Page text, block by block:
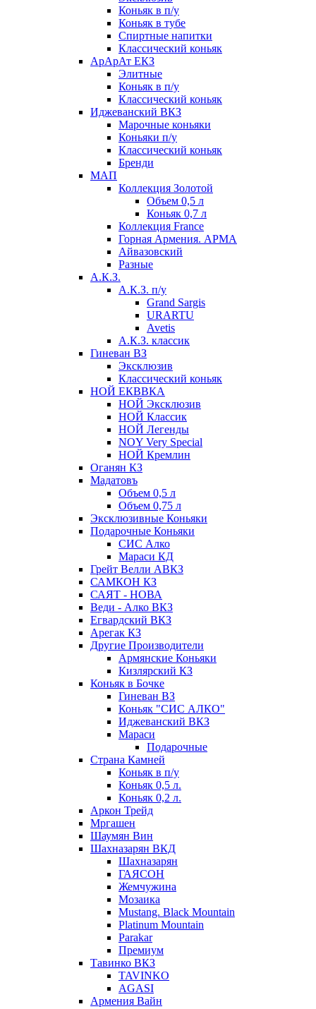
Коньяк в п/у
Коньяк в тубе
Спиртные напитки
Классический коньяк
АрАрАт ЕКЗ
Элитные
Коньяк в п/у
Классический коньяк
Иджеванский ВКЗ
Марочные коньяки
Коньяки п/у
Классический коньяк
Бренди
МАП
Коллекция Золотой
Объем 0,5 л
Коньяк 0,7 л
Коллекция France
Горная Армения. АРМА
Айвазовский
Разные
А.К.З.
А.К.З. п/у
Grand Sargis
URARTU
Avetis
А.К.З. классик
Гиневан ВЗ
Эксклюзив
Классический коньяк
НОЙ ЕКВВКА
НОЙ Эксклюзив
НОЙ Классик
НОЙ Легенды
NOY Very Speсial
НОЙ Кремлин
Оганян КЗ
Мадатовъ
Объем 0,5 л
Объем 0,75 л
Эксклюзивные Коньяки
Подарочные Коньяки
СИС Алко
Мараси КД
Грейт Велли АВКЗ
САМКОН КЗ
САЯТ - НОВА
Веди - Алко ВКЗ
Егвардский ВКЗ
Арегак КЗ
Другие Производители
Армянские Коньяки
Кизлярский КЗ
Коньяк в Бочке
Гиневан ВЗ
Коньяк "СИС АЛКО"
Иджеванский ВКЗ
Мараси
Подарочные
Страна Камней
Коньяк в п/у
Коньяк 0,5 л.
Коньяк 0,2 л.
Аркон Трейд
Мргашен
Шаумян Вин
Шахназарян ВКД
Шахназарян
ГАЯСОН
Жемчужина
Мозаика
Mustang. Black Mountain
Platinum Mountain
Parakar
Премиум
Тавинко ВКЗ
TAVINKO
AGASI
Армения Вайн